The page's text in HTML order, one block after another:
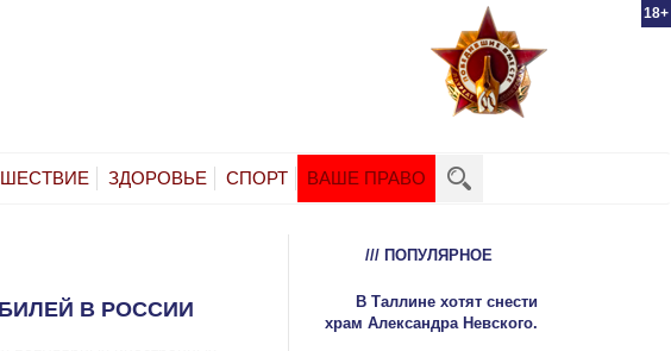
18+
ЗДОРОВЬЕ СПОРТ ВАШЕ ПРАВО
В РОССИИ
/// ПОПУЛЯРНОЕ
В Таллине хотят снести
храм Александра Невского.